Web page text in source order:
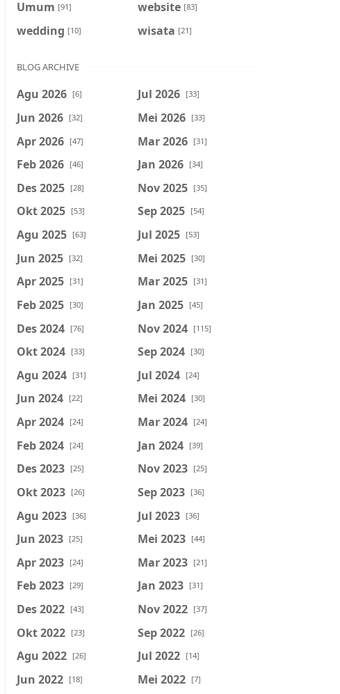
Umum [91] website [83]
wedding [10] wisata [21]
BLOG ARCHIVE
Agu 2026 [6] Jul 2026 [33]
Jun 2026 [32] Mei 2026 [33]
Apr 2026 [47] Mar 2026 [31]
Feb 2026 [46] Jan 2026 [34]
Des 2025 [28] Nov 2025 [35]
Okt 2025 [53] Sep 2025 [54]
Agu 2025 [63] Jul 2025 [53]
Jun 2025 [32] Mei 2025 [30]
Apr 2025 [31] Mar 2025 [31]
Feb 2025 [30] Jan 2025 [45]
Des 2024 [76] Nov 2024 [115]
Okt 2024 [33] Sep 2024 [30]
Agu 2024 [31] Jul 2024 [24]
Jun 2024 [22] Mei 2024 [30]
Apr 2024 [24] Mar 2024 [24]
Feb 2024 [24] Jan 2024 [39]
Des 2023 [25] Nov 2023 [25]
Okt 2023 [26] Sep 2023 [36]
Agu 2023 [36] Jul 2023 [36]
Jun 2023 [25] Mei 2023 [44]
Apr 2023 [24] Mar 2023 [21]
Feb 2023 [29] Jan 2023 [31]
Des 2022 [43] Nov 2022 [37]
Okt 2022 [23] Sep 2022 [26]
Agu 2022 [26] Jul 2022 [14]
Jun 2022 [18] Mei 2022 [7]